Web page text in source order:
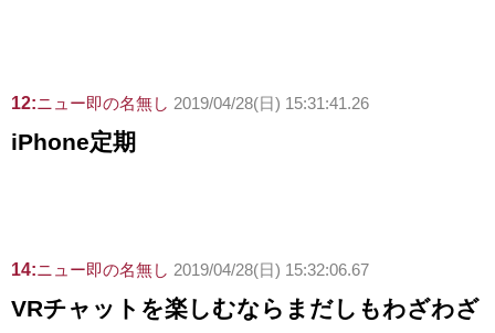
12:ニュー即の名無し 2019/04/28(日) 15:31:41.26
iPhone定期
14:ニュー即の名無し 2019/04/28(日) 15:32:06.67
VRチャットを楽しむならまだしもわざわざ